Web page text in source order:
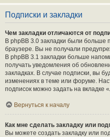
Подписки и закладки
Чем закладки отличаются от
В phpBB 3.0 закладки были больше
браузере. Вы не получали
В phpBB 3.1 закладки больше
получать уведомления об
закладках. В случае подписки, вы
изменениях в теме или форуме.
подписок можно задать на вкладке
Вернуться к началу
Как мне сделать закладку или
Вы можете создать закладку или